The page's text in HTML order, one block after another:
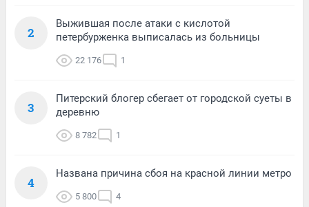
2
Выжившая после атаки с кислотой
петербурженка выписалась из больницы
22 176 1
3
Питерский блогер сбегает от городской суеты в
деревню
8 782 1
4
Названа причина сбоя на красной линии метро
5 800 4